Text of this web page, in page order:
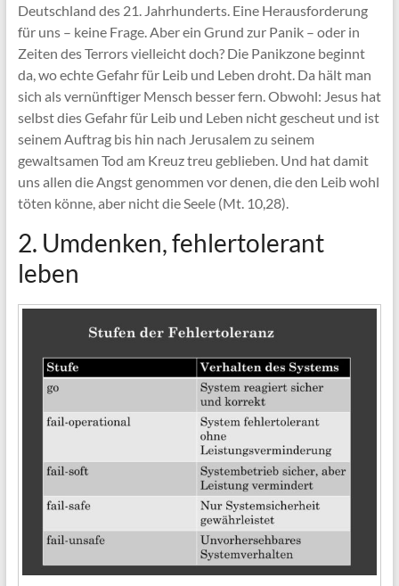
Deutschland des 21. Jahrhunderts. Eine Herausforderung
für uns – keine Frage. Aber ein Grund zur Panik – oder in
Zeiten des Terrors vielleicht doch? Die Panikzone beginnt
da, wo echte Gefahr für Leib und Leben droht. Da hält man
sich als vernünftiger Mensch besser fern. Obwohl: Jesus hat
selbst dies Gefahr für Leib und Leben nicht gescheut und ist
seinem Auftrag bis hin nach Jerusalem zu seinem
gewaltsamen Tod am Kreuz treu geblieben. Und hat damit
uns allen die Angst genommen vor denen, die den Leib wohl
töten könne, aber nicht die Seele (Mt. 10,28).
2. Umdenken, fehlertolerant
leben